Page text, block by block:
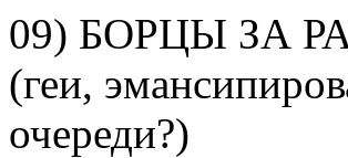
09) БОРЦЫ ЗА
(геи,
очереди?)